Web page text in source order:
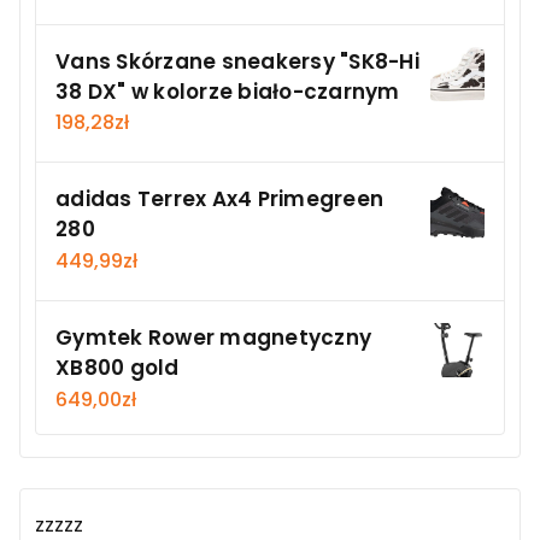
Vans Skórzane sneakersy "SK8-Hi
38 DX" w kolorze biało-czarnym
198,28zł
adidas Terrex Ax4 Primegreen
280
449,99zł
Gymtek Rower magnetyczny
XB800 gold
649,00zł
zzzzz